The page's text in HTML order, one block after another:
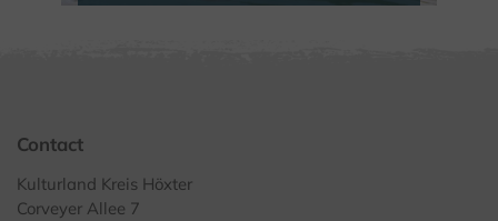
Contact
Kulturland Kreis Höxter
Corveyer Allee 7